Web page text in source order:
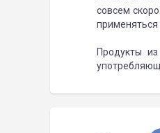
совсем
Продукты